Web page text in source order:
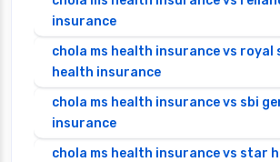
insurance
chola ms health insurance vs royal
health insurance
chola ms health insurance vs sbi
insurance
chola ms health insurance vs star